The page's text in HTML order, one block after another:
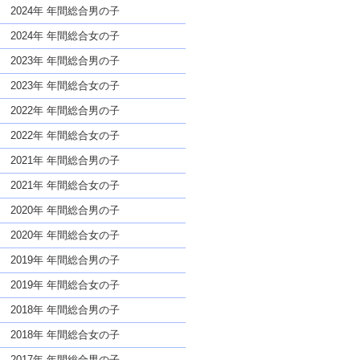
名前であっても奇抜すぎない
2024年 年間総合男の子
2024年 年間総合女の子
2023年 年間総合男の子
2023年 年間総合女の子
2022年 年間総合男の子
2022年 年間総合女の子
2021年 年間総合男の子
2021年 年間総合女の子
2020年 年間総合男の子
2020年 年間総合女の子
2019年 年間総合男の子
2019年 年間総合女の子
2018年 年間総合男の子
2018年 年間総合女の子